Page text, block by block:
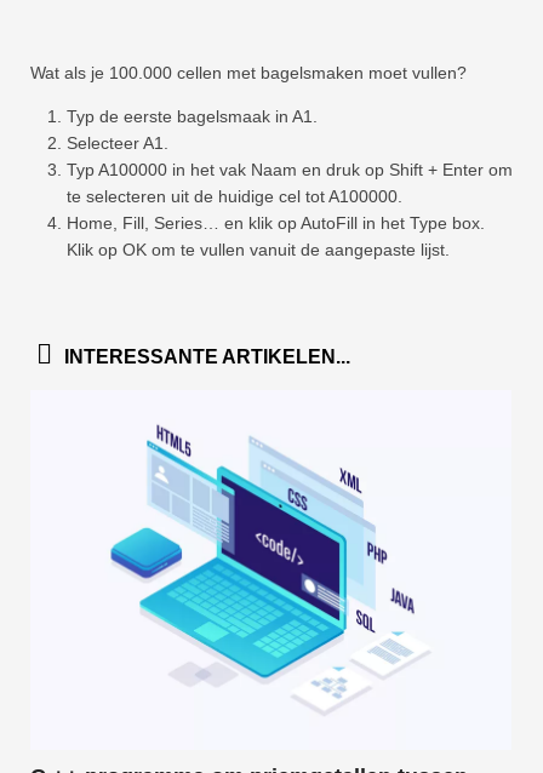
Wat als je 100.000 cellen met bagelsmaken moet vullen?
Typ de eerste bagelsmaak in A1.
Selecteer A1.
Typ A100000 in het vak Naam en druk op Shift + Enter om
te selecteren uit de huidige cel tot A100000.
Home, Fill, Series… en klik op AutoFill in het Type box.
Klik op OK om te vullen vanuit de aangepaste lijst.
INTERESSANTE ARTIKELEN...